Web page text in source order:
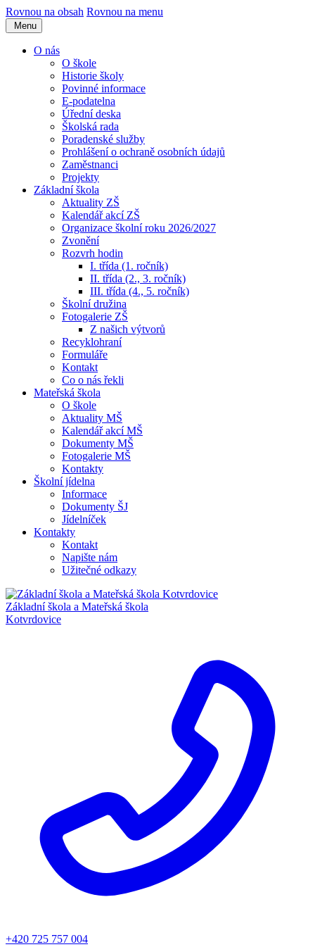
Rovnou na obsah Rovnou na menu
Menu
O nás
O škole
Historie školy
Povinné informace
E-podatelna
Úřední deska
Školská rada
Poradenské služby
Prohlášení o ochraně osobních údajů
Zaměstnanci
Projekty
Základní škola
Aktuality ZŠ
Kalendář akcí ZŠ
Organizace školní roku 2026/2027
Zvonění
Rozvrh hodin
I. třída (1. ročník)
II. třída (2., 3. ročník)
III. třída (4., 5. ročník)
Školní družina
Fotogalerie ZŠ
Z našich výtvorů
Recyklohraní
Formuláře
Kontakt
Co o nás řekli
Mateřská škola
O škole
Aktuality MŠ
Kalendář akcí MŠ
Dokumenty MŠ
Fotogalerie MŠ
Kontakty
Školní jídelna
Informace
Dokumenty ŠJ
Jídelníček
Kontakty
Kontakt
Napište nám
Užitečné odkazy
Základní škola a Mateřská škola
Kotvrdovice
+420 725 757 004